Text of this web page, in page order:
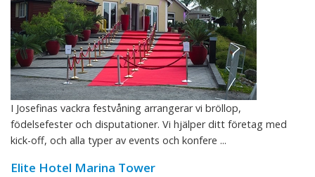
I Josefinas vackra festvåning arrangerar vi bröllop,
födelsefester och disputationer. Vi hjälper ditt företag med
kick-off, och alla typer av events och konfere ...
Elite Hotel Marina Tower